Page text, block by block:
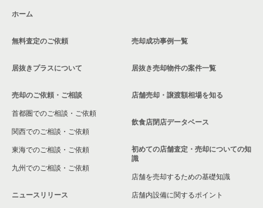
千葉市稲毛区の飲食店の居抜き売却物件の案件一覧
流山市の飲食店の居抜き売却物件の案件一覧
千葉市緑区の飲食店の居抜き売却物件の案件一覧
白井市の飲食店の居抜き売却物件の案件一覧
ホーム
無料査定のご依頼
居抜きプラスについて
売却のご依頼・ご相談
首都圏でのご相談・ご依頼
関西でのご相談・ご依頼
東海でのご相談・ご依頼
九州でのご相談・ご依頼
ニュースリリース
売却成功事例一覧
居抜き売却物件の案件一覧
店舗売却・譲渡額相場を知る
飲食店閉店データベース
初めての店舗査定・売却についての知
識
店舗を売却するための基礎知識
店舗内設備に関するポイント